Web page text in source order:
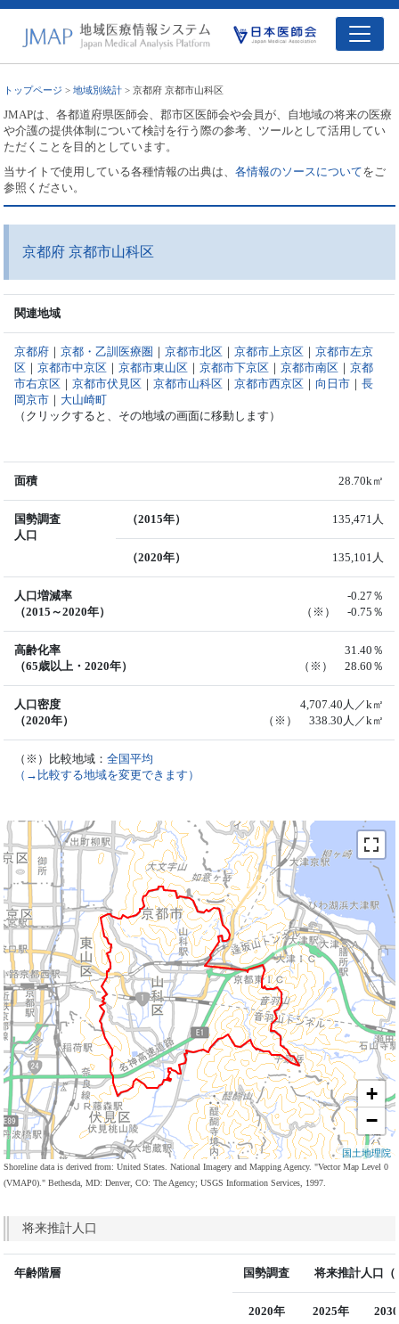
トップページ >地域別統計 > 京都府 京都市山科区
JMAPは、各都道府県医師会、郡市区医師会や会員が、自地域の将来の医療
や介護の提供体制について検討を行う際の参考、ツールとして活用してい
ただくことを目的としています。
当サイトで使用している各種情報の出典は、各情報のソースについてをご
参照ください。
京都府 京都市山科区
関連地域
京都府 ｜京都・乙訓医療圏 ｜京都市北区 ｜京都市上京区 ｜京都市左京
区 ｜京都市中京区 ｜京都市東山区 ｜京都市下京区 ｜京都市南区 ｜京都
市右京区 ｜京都市伏見区 ｜京都市山科区 ｜京都市西京区 ｜ 向日市 ｜長
岡京市 ｜ 大山崎町
（クリックすると、その地域の画面に移動します）
面積 28.70k㎡
国勢調査
人口
（2015年） 135,471人
（2020年） 135,101人
人口増減率
（2015～2020年）
-0.27％
（※） -0.75％
高齢化率
（65歳以上・2020年）
31.40％
（※） 28.60％
人口密度
（2020年）
4,707.40人／k㎡
（※） 338.30人／k㎡
（※）比較地域：全国平均
（→比較する地域を変更できます）
+
−
国土地理院
Shoreline data is derived from: United States. National Imagery and Mapping Agency. "Vector Map Level 0
(VMAP0)." Bethesda, MD: Denver, CO: The Agency; USGS Information Services, 1997.
将来推計人口
年齢階層 国勢調査 将来推計人口（
2020年 2025年